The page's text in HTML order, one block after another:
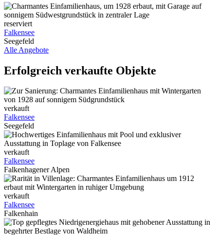
reserviert
Falkensee
Seegefeld
Alle Angebote
Erfolgreich verkaufte Objekte
verkauft
Falkensee
Seegefeld
verkauft
Falkensee
Falkenhagener Alpen
verkauft
Falkensee
Falkenhain